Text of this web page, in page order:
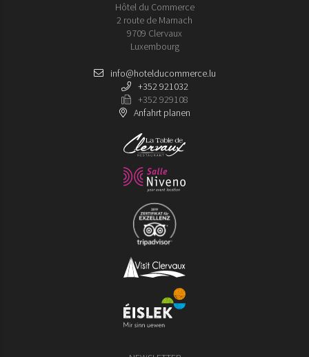
Hôtel du Commerce
2 route de Marnach
9709 Clervaux
Luxembourg
info@hotelducommerce.lu
+352 921032
+352 929108
Anfahrt planen